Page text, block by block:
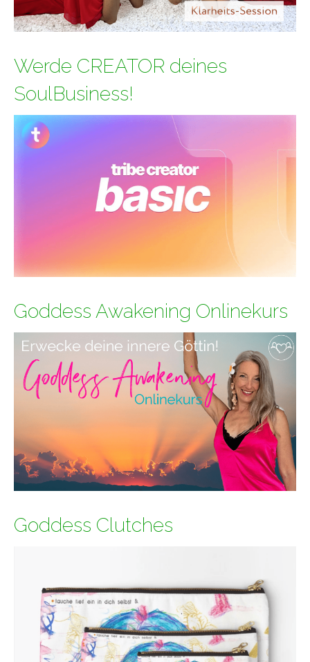
Werde CREATOR deines
SoulBusiness!
Goddess Awakening Onlinekurs
Goddess Clutches